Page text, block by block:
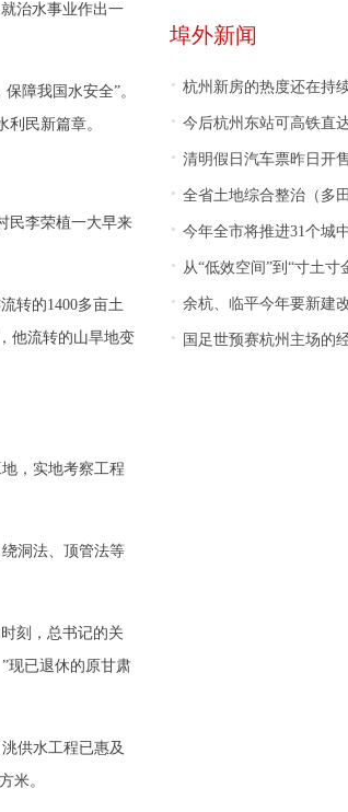
治水事业作出一
障我国水安全”。
民新篇章。
民李荣植一大早来
转的1400多亩土
他流转的山旱地变
，实地考察工程
洞法、顶管法等
刻，总书记的关
现已退休的原甘肃
供水工程已惠及
米。
埠外新闻
· 杭州新房的热度还在持续攀
· 今后杭州东站可高铁直
· 清明假日汽车票昨日开
· 全省土地综合整治（多田
· 今年全市将推进31个城
· 从“低效空间”到“寸土寸金”！ 解
· 余杭、临平今年要新建
· 国足世预赛杭州主场的